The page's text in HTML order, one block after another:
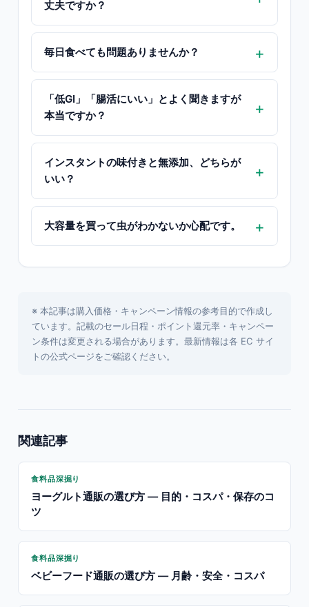
丈夫ですか？
毎日食べても問題ありませんか？
「低GI」「腸活にいい」とよく聞きますが
本当ですか？
インスタントの味付きと無添加、どちらが
いい？
大容量を買って虫がわかないか心配です。
※ 本記事は購入価格・キャンペーン情報の参考目的で作成し
ています。記載のセール日程・ポイント還元率・キャンペー
ン条件は変更される場合があります。最新情報は各 EC サイ
トの公式ページをご確認ください。
関連記事
食料品深掘り
ヨーグルト通販の選び方 — 目的・コスパ・保存のコ
ツ
食料品深掘り
ベビーフード通販の選び方 — 月齢・安全・コスパ